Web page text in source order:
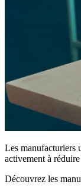
Les manufacturiers
activement à
Découvrez les